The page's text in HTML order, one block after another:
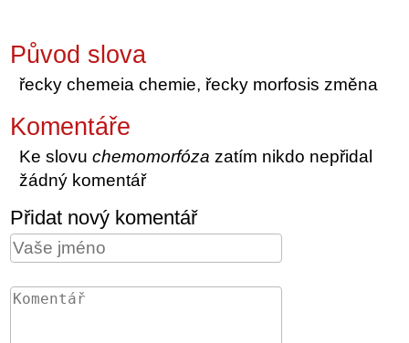
Původ slova
řecky chemeia chemie, řecky morfosis změna
Komentáře
Ke slovuchemomorfóza zatím nikdo nepřidal
žádný komentář
Přidat nový komentář